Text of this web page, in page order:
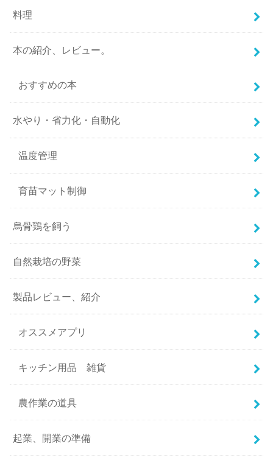
料理
本の紹介、レビュー。
おすすめの本
水やり・省力化・自動化
温度管理
育苗マット制御
烏骨鶏を飼う
自然栽培の野菜
製品レビュー、紹介
オススメアプリ
キッチン用品 雑貨
農作業の道具
起業、開業の準備